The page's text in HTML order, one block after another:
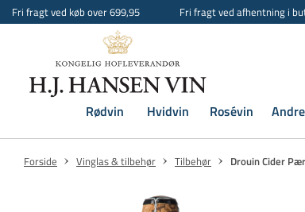
Fri fragt ved køb over 699,95 Fri fragt ved afhentning i
Rødvin Hvidvin Rosévin
Forside Vinglas & tilbehør Tilbehør Drouin Cider